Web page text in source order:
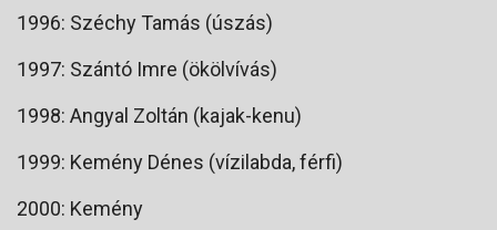
1996: Széchy Tamás (úszás)
1997: Szántó Imre (ökölvívás)
1998: Angyal Zoltán (kajak-kenu)
1999: Kemény Dénes (vízilabda, férfi)
2000: Kemény